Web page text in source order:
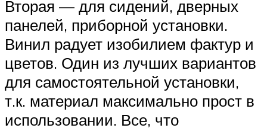
Вторая — для сидений, дверных
панелей, приборной установки.
Винил радует изобилием фактур и
цветов. Один из лучших вариантов
для самостоятельной установки,
т.к. материал максимально прост в
использовании. Все, что